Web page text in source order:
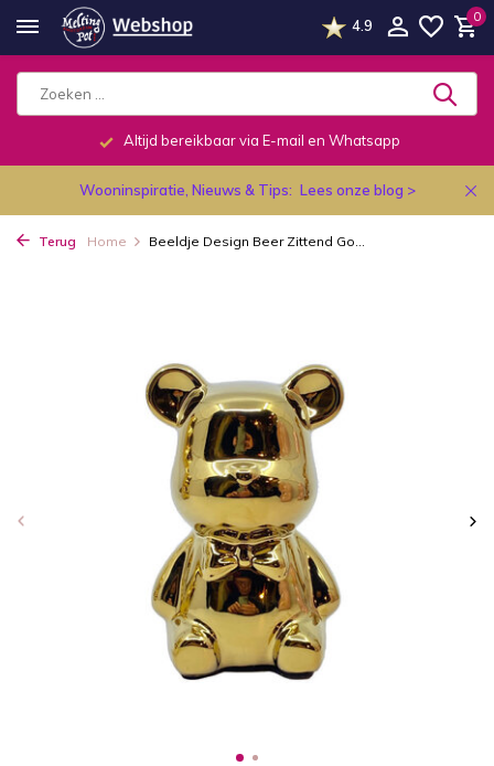
4.9
0
Altijd bereikbaar via E-mail en Whatsapp
Wooninspiratie, Nieuws & Tips: Lees onze blog >
Terug Home Beeldje Design Beer Zittend Go...